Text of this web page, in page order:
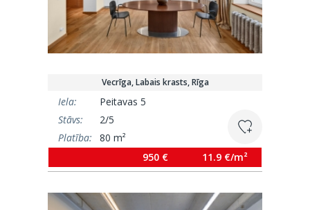
Vecrīga, Labais krasts, Rīga
Iela:
Peitavas 5
Stāvs:
2/5
Platība:
80 m²
950 €
11.9 €/m²